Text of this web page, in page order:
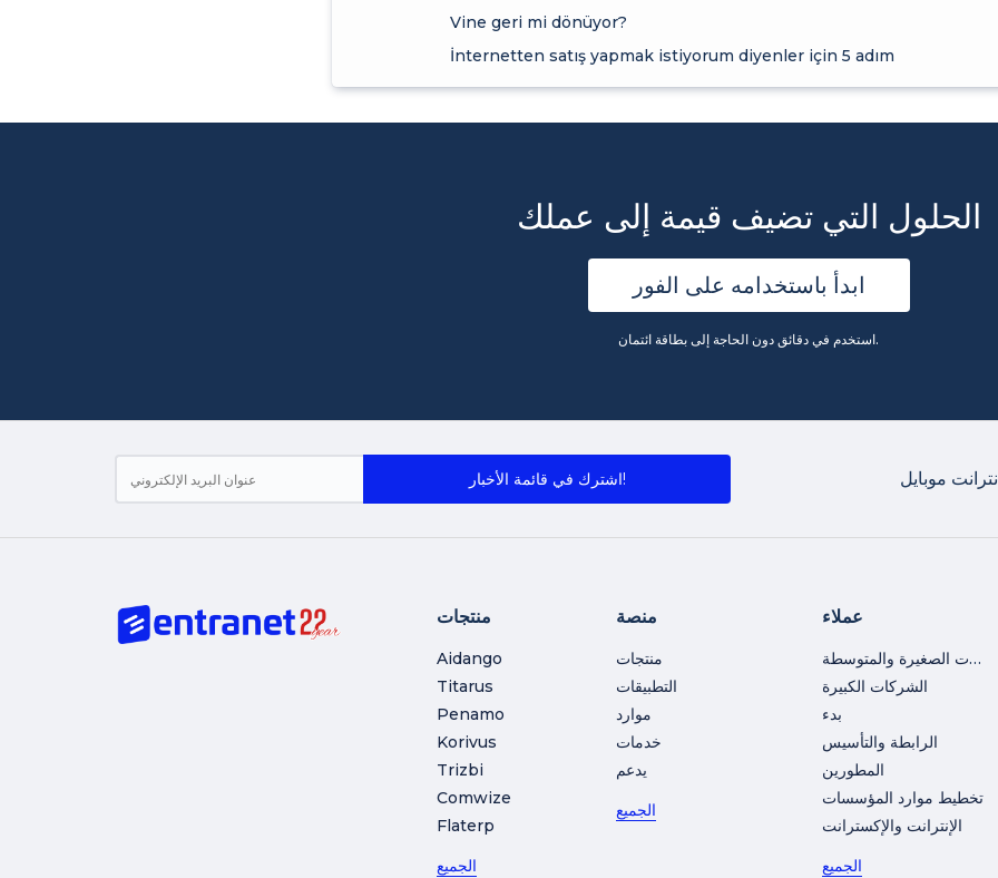
Vine geri mi dönüyor?
İnternetten satış yapmak istiyorum diyenler için 5 adım
الحلول التي تضيف قيمة إلى عملك
ابدأ باستخدامه على الفور
استخدم في دقائق دون الحاجة إلى بطاقة ائتمان.
اشترك في قائمة الأخبار! موبايل
منتجات
Aidango
Titarus
Penamo
Korivus
Trizbi
Comwize
Flaterp
الجميع
منصة
منتجات
التطبيقات
موارد
خدمات
يدعم
الجميع
عملاء
الشركات الصغيرة والمتوسطة
الشركات الكبيرة
بدء
الرابطة والتأسيس
المطورين
تخطيط موارد المؤسسات
الإنترانت والإكسترانت
الجميع